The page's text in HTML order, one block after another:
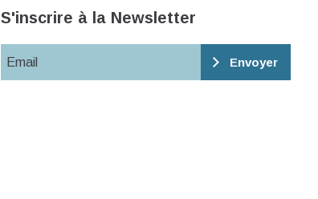
S'inscrire à la Newsletter